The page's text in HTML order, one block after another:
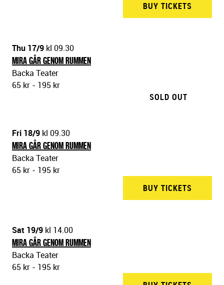
BUY TICKETS
Thu 17/9 kl 09.30
MIRA GÅR GENOM RUMMEN
Backa Teater
65 kr - 195 kr
SOLD OUT
Fri 18/9 kl 09.30
MIRA GÅR GENOM RUMMEN
Backa Teater
65 kr - 195 kr
BUY TICKETS
Sat 19/9 kl 14.00
MIRA GÅR GENOM RUMMEN
Backa Teater
65 kr - 195 kr